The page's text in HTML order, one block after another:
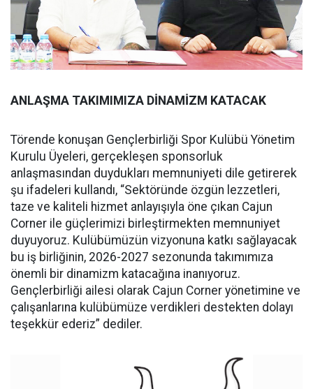
ANLAŞMA TAKIMIMIZA DİNAMİZM KATACAK
Törende konuşan Gençlerbirliği Spor Kulübü Yönetim
Kurulu Üyeleri, gerçekleşen sponsorluk
anlaşmasından duydukları memnuniyeti dile getirerek
şu ifadeleri kullandı, “Sektöründe özgün lezzetleri,
taze ve kaliteli hizmet anlayışıyla öne çıkan Cajun
Corner ile güçlerimizi birleştirmekten memnuniyet
duyuyoruz. Kulübümüzün vizyonuna katkı sağlayacak
bu iş birliğinin, 2026-2027 sezonunda takımımıza
önemli bir dinamizm katacağına inanıyoruz.
Gençlerbirliği ailesi olarak Cajun Corner yönetimine ve
çalışanlarına kulübümüze verdikleri destekten dolayı
teşekkür ederiz” dediler.